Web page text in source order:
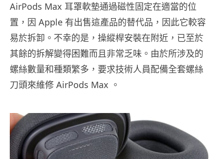
AirPods Max 耳罩軟墊通過磁性固定在適當的位
置，因 Apple 有出售這產品的替代品，因此它較容
易於拆卸。不幸的是，操縱桿安裝在附近，已至於
其餘的拆解變得困難而且非常乏味。由於所涉及的
螺絲數量和種類繁多，要求技術人員配備全套螺絲
刀頭來維修 AirPods Max 。